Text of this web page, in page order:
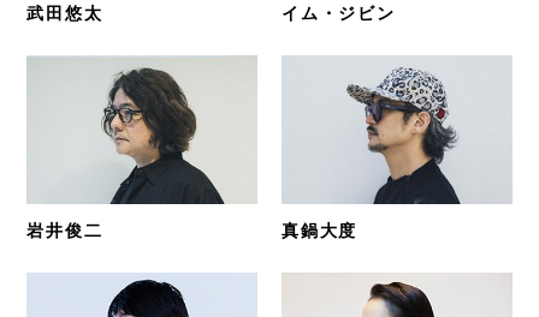
武田悠太 イム・ジビン
岩井俊二 真鍋大度